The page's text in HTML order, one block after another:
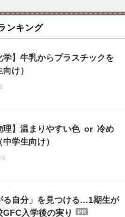
ンキング
学】牛乳からプラスチックを
け）
理】温まりやすい色 or 冷め
学生向け）
る自分」を見つける…1期生が
入学後の実り
PR